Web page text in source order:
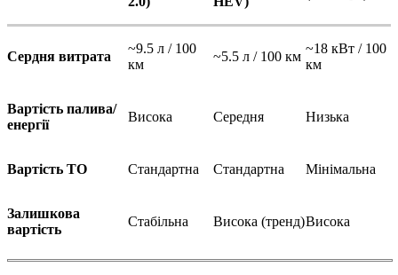
Сердня витрата
~9.5 л / 100
км
~5.5 л / 100 км
~18 кВт / 100
км
Вартість палива/
енергії
Висока Середня Низька
Вартість ТО Стандартна Стандартна Мінімальна
Залишкова
вартість
Стабільна Висока (тренд)Висока